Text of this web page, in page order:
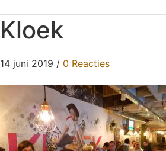
Kloek
14 juni 2019 / 0 Reacties